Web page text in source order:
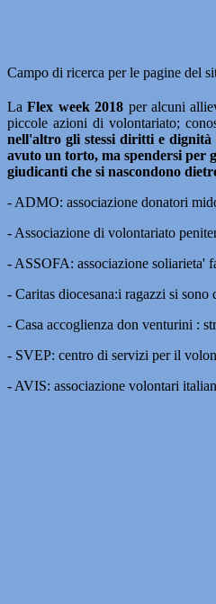
Campo di ricerca per le pagine del
LaFlex week 2018 per alcuni
piccole azioni di volontariato;
nell'altro gli stessi diritti e dignità
avuto un torto, ma spendersi per
giudicanti che si nascondono
- ADMO: associazione donatori
- Associazione di volontariato
- ASSOFA: associazione soliarieta'
- Caritas diocesana:i ragazzi si
- Casa accoglienza don venturini :
- SVEP: centro di servizi per il
- AVIS: associazione volontari